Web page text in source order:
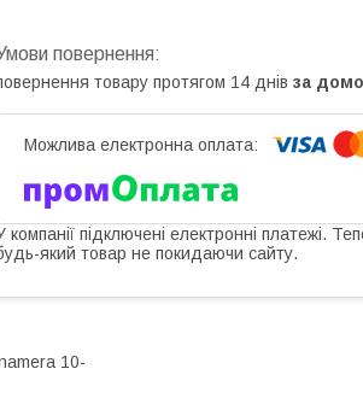
товару протягом 14 днів за
компанії підключені електронні платежі.
який товар не покидаючи сайту.
10-